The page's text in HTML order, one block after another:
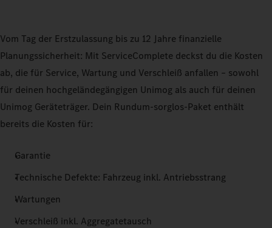
Vom Tag der Erstzulassung bis zu 12 Jahre finanzielle
Planungssicherheit: Mit ServiceComplete deckst du die Kosten
ab, die für Service, Wartung und Verschleiß anfallen – sowohl
für deinen hochgeländegängigen Unimog als auch für deinen
Unimog Geräteträger. Dein Rundum-sorglos-Paket enthält
bereits die Kosten für:
Garantie
Technische Defekte: Fahrzeug inkl. Antriebsstrang
Wartungen
Verschleiß inkl. Aggregatetausch